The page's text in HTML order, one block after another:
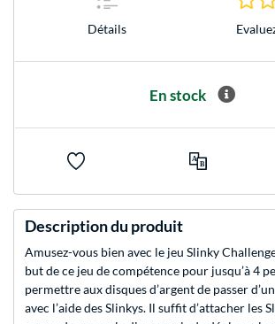
Détails
En stock
Description du produit
Amusez-vous bien avec le jeu Slinky
but de ce jeu de compétence pour jusqu’à 4
permettre aux disques d’argent de passer
avec l’aide des Slinkys. Il suffit d’attacher les